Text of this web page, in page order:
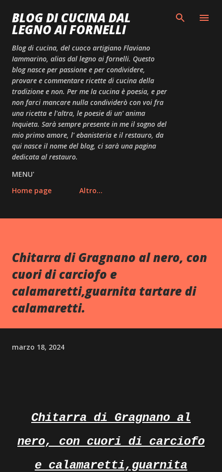
Passa ai contenuti principali
BLOG DI CUCINA DAL
LEGNO AI FORNELLI
Blog di cucina, del cuoco artigiano Flaviano
Iammarino, alias dal legno ai fornelli. Questo
blog nasce per passione e per condividere,
provare e commentare ricette di cucina della
tradizione e non. Per me la cucina è poesia, e per
non farci mancare nulla condividerò con voi fra
una ricetta e l'altra, le poesie di un' anima
Inquieta. Sarà sempre presente in me il sogno del
mio primo amore, l' ebanisteria e il restauro, da
qui nasce il nome del blog, ci sarà una pagina
dedicata al restauro.
MENU'
Home page
Altro…
Chitarra di Gragnano al nero, con
cuori di carciofo e
calamaretti,guarnita tartare di
calamaretti.
marzo 18, 2024
Chitarra di Gragnano al
nero, con cuori di carciofo
e calamaretti,guarnita